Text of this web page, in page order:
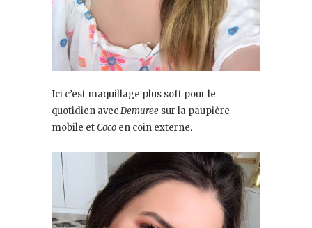
Ici c’est maquillage plus soft pour le
quotidien avecDemuree sur la paupière
mobile etCoco en coin externe.